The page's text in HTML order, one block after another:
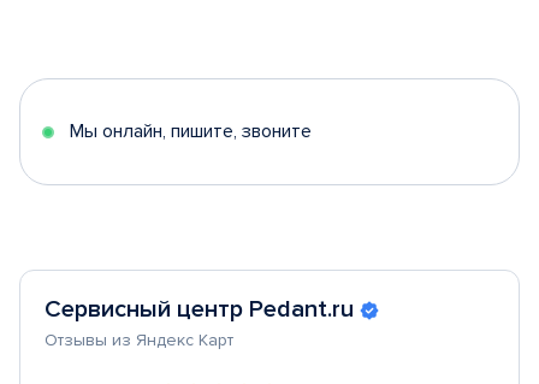
5
Мы онлайн, пишите, звоните
Сервисный центр Pedant.ru
Отзывы из Яндекс Карт